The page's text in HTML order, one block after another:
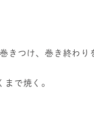
きつけ、巻き終わり
で焼く。